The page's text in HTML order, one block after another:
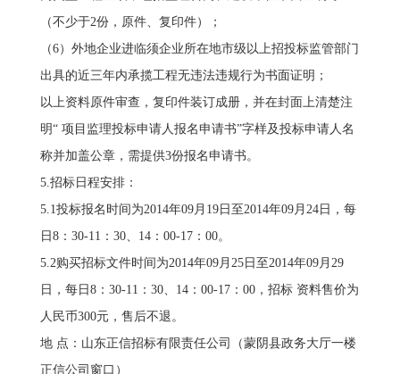
（不少于2份，原件、复印件）；
（6）外地企业进临须企业所在地市级以上招投标监管部门
出具的近三年内承揽工程无违法违规行为书面证明；
以上资料原件审查，复印件装订成册，并在封面上清楚注
明“ 项目监理投标申请人报名申请书”字样及投标申请人名
称并加盖公章，需提供3份报名申请书。
5.招标日程安排：
5.1投标报名时间为2014年09月19日至2014年09月24日，每
日8：30-11：30、14：00-17：00。
5.2购买招标文件时间为2014年09月25日至2014年09月29
日，每日8：30-11：30、14：00-17：00，招标 资料售价为
人民币300元，售后不退。
地 点：山东正信招标有限责任公司（蒙阴县政务大厅一楼
正信公司窗口）